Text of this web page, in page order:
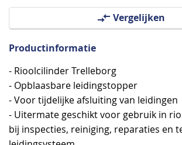
Vergelijken
Productinformatie
- Rioolcilinder Trelleborg
- Opblaasbare leidingstopper
- Voor tijdelijke afsluiting van leidingen
- Uitermate geschikt voor gebruik in
bij inspecties, reiniging, reparaties en